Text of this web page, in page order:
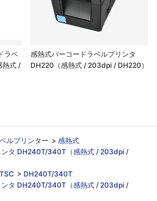
ラベ
熱式 /
感熱式バーコードラベルプリンタ
DH220（感熱式 / 203dpi / DH220）
ルプリンター > 感熱式
ンタ DH240T/340T（感熱式 / 203dpi /
TSC > DH240T/340T
ンタ DH240T/340T（感熱式 / 203dpi /